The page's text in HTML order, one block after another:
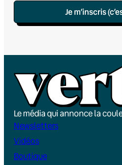
Je m’inscris
Le média qui annonce la
Newsletters
Vidéos
Boutique